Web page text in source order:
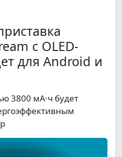
с OLED-
для Android и
3800 мА·ч будет